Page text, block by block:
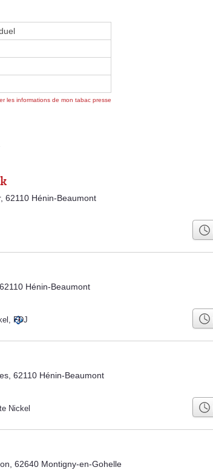
les informations de mon tabac presse
62110 Hénin-Beaumont
Hénin-Beaumont
, FDJ
62110 Hénin-Beaumont
Nickel
62640 Montigny-en-Gohelle